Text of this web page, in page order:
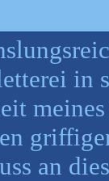
in
an